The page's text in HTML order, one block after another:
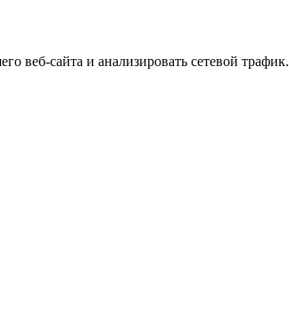
веб-сайта и анализировать сетевой трафик.